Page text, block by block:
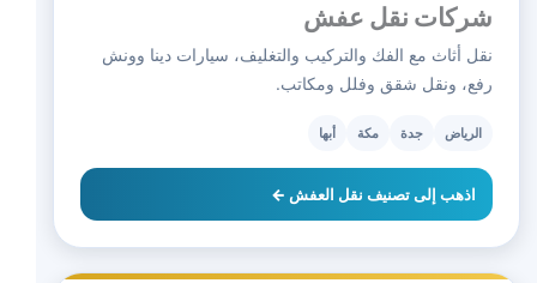
شركات نقل عفش
نقل أثاث مع الفك والتركيب والتغليف، سيارات دينا وونش
رفع، ونقل شقق وفلل ومكاتب.
الرياض جدة مكة أبها
اذهب إلى تصنيف نقل العفش ←